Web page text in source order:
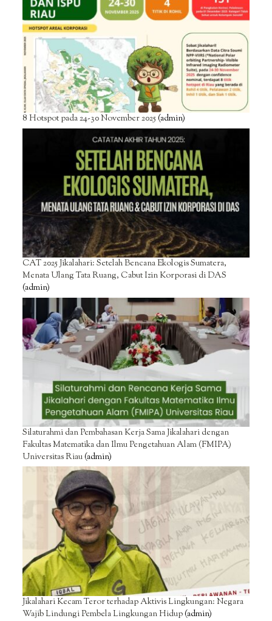
8 Hotspot pada 24-30 November 2025(admin)
CAT 2025 Jikalahari: Setelah Bencana Ekologis Sumatera,
Menata Ulang Tata Ruang, Cabut Izin Korporasi di DAS
(admin)
Silaturahmi dan Pembahasan Kerja Sama Jikalahari dengan
Fakultas Matematika dan Ilmu Pengetahuan Alam (FMIPA)
Universitas Riau(admin)
Jikalahari Kecam Teror terhadap Aktivis Lingkungan: Negara
Wajib Lindungi Pembela Lingkungan Hidup(admin)